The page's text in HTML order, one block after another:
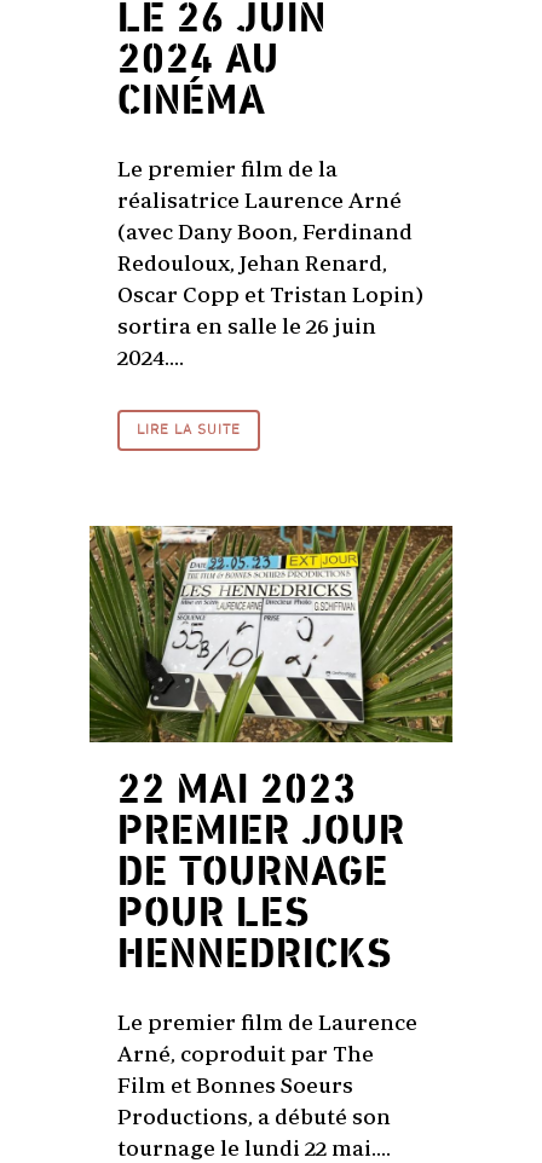
LE 26 JUIN
2024 AU
CINÉMA
Le premier film de la
réalisatrice Laurence Arné
(avec Dany Boon, Ferdinand
Redouloux, Jehan Renard,
Oscar Copp et Tristan Lopin)
sortira en salle le 26 juin
2024....
LIRE LA SUITE
22 MAI 2023
PREMIER JOUR
DE TOURNAGE
POUR LES
HENNEDRICKS
Le premier film de Laurence
Arné, coproduit par The
Film et Bonnes Soeurs
Productions, a débuté son
tournage le lundi 22 mai....